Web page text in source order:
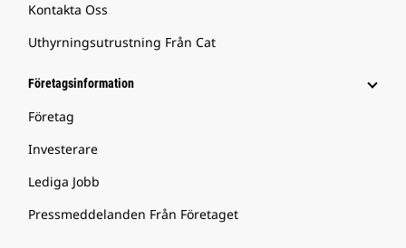
Kontakta Oss
Uthyrningsutrustning Från Cat
Företagsinformation
Företag
Investerare
Lediga Jobb
Pressmeddelanden Från Företaget